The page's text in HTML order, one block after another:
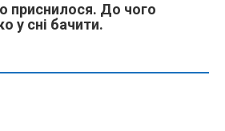
приснилося. До чого
у сні бачити.